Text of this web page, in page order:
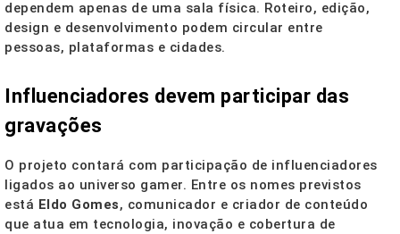
dependem apenas de uma sala física. Roteiro, edição,
design e desenvolvimento podem circular entre
pessoas, plataformas e cidades.
Influenciadores devem participar das
gravações
O projeto contará com participação de influenciadores
ligados ao universo gamer. Entre os nomes previstos
está Eldo Gomes, comunicador e criador de conteúdo
que atua em tecnologia, inovação e cobertura de